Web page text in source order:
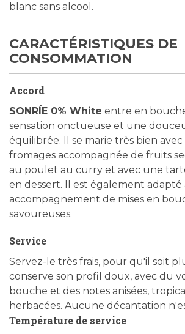
blanc sans alcool.
CARACTÉRISTIQUES DE
CONSOMMATION
Accord
SONRÍE 0% White entre en
sensation onctueuse et une
équilibrée. Il se marie très bien
fromages accompagnée de fruits
au poulet au curry et avec une
en dessert. Il est également adapté
accompagnement de mises en
savoureuses.
Service
Servez-le très frais, pour qu'il soit
conserve son profil doux, avec du
bouche et des notes anisées,
herbacées. Aucune décantation
Température de service